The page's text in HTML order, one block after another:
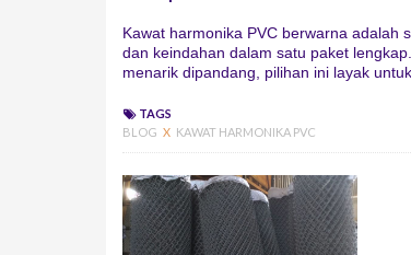
Kawat harmonika PVC berwarna adalah
dan keindahan dalam satu paket
menarik dipandang, pilihan ini layak
TAGS
BLOG X KAWAT HARMONIKA PVC